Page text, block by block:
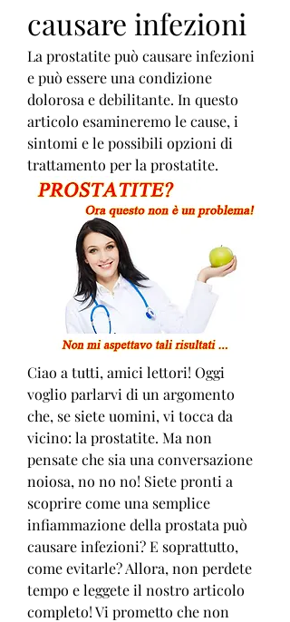
causare infezioni
La prostatite può causare infezioni
e può essere una condizione
dolorosa e debilitante. In questo
articolo esamineremo le cause, i
sintomi e le possibili opzioni di
trattamento per la prostatite.
Ciao a tutti, amici lettori! Oggi
voglio parlarvi di un argomento
che, se siete uomini, vi tocca da
vicino: la prostatite. Ma non
pensate che sia una conversazione
noiosa, no no no! Siete pronti a
scoprire come una semplice
infiammazione della prostata può
causare infezioni? E soprattutto,
come evitarle? Allora, non perdete
tempo e leggete il nostro articolo
completo! Vi prometto che non